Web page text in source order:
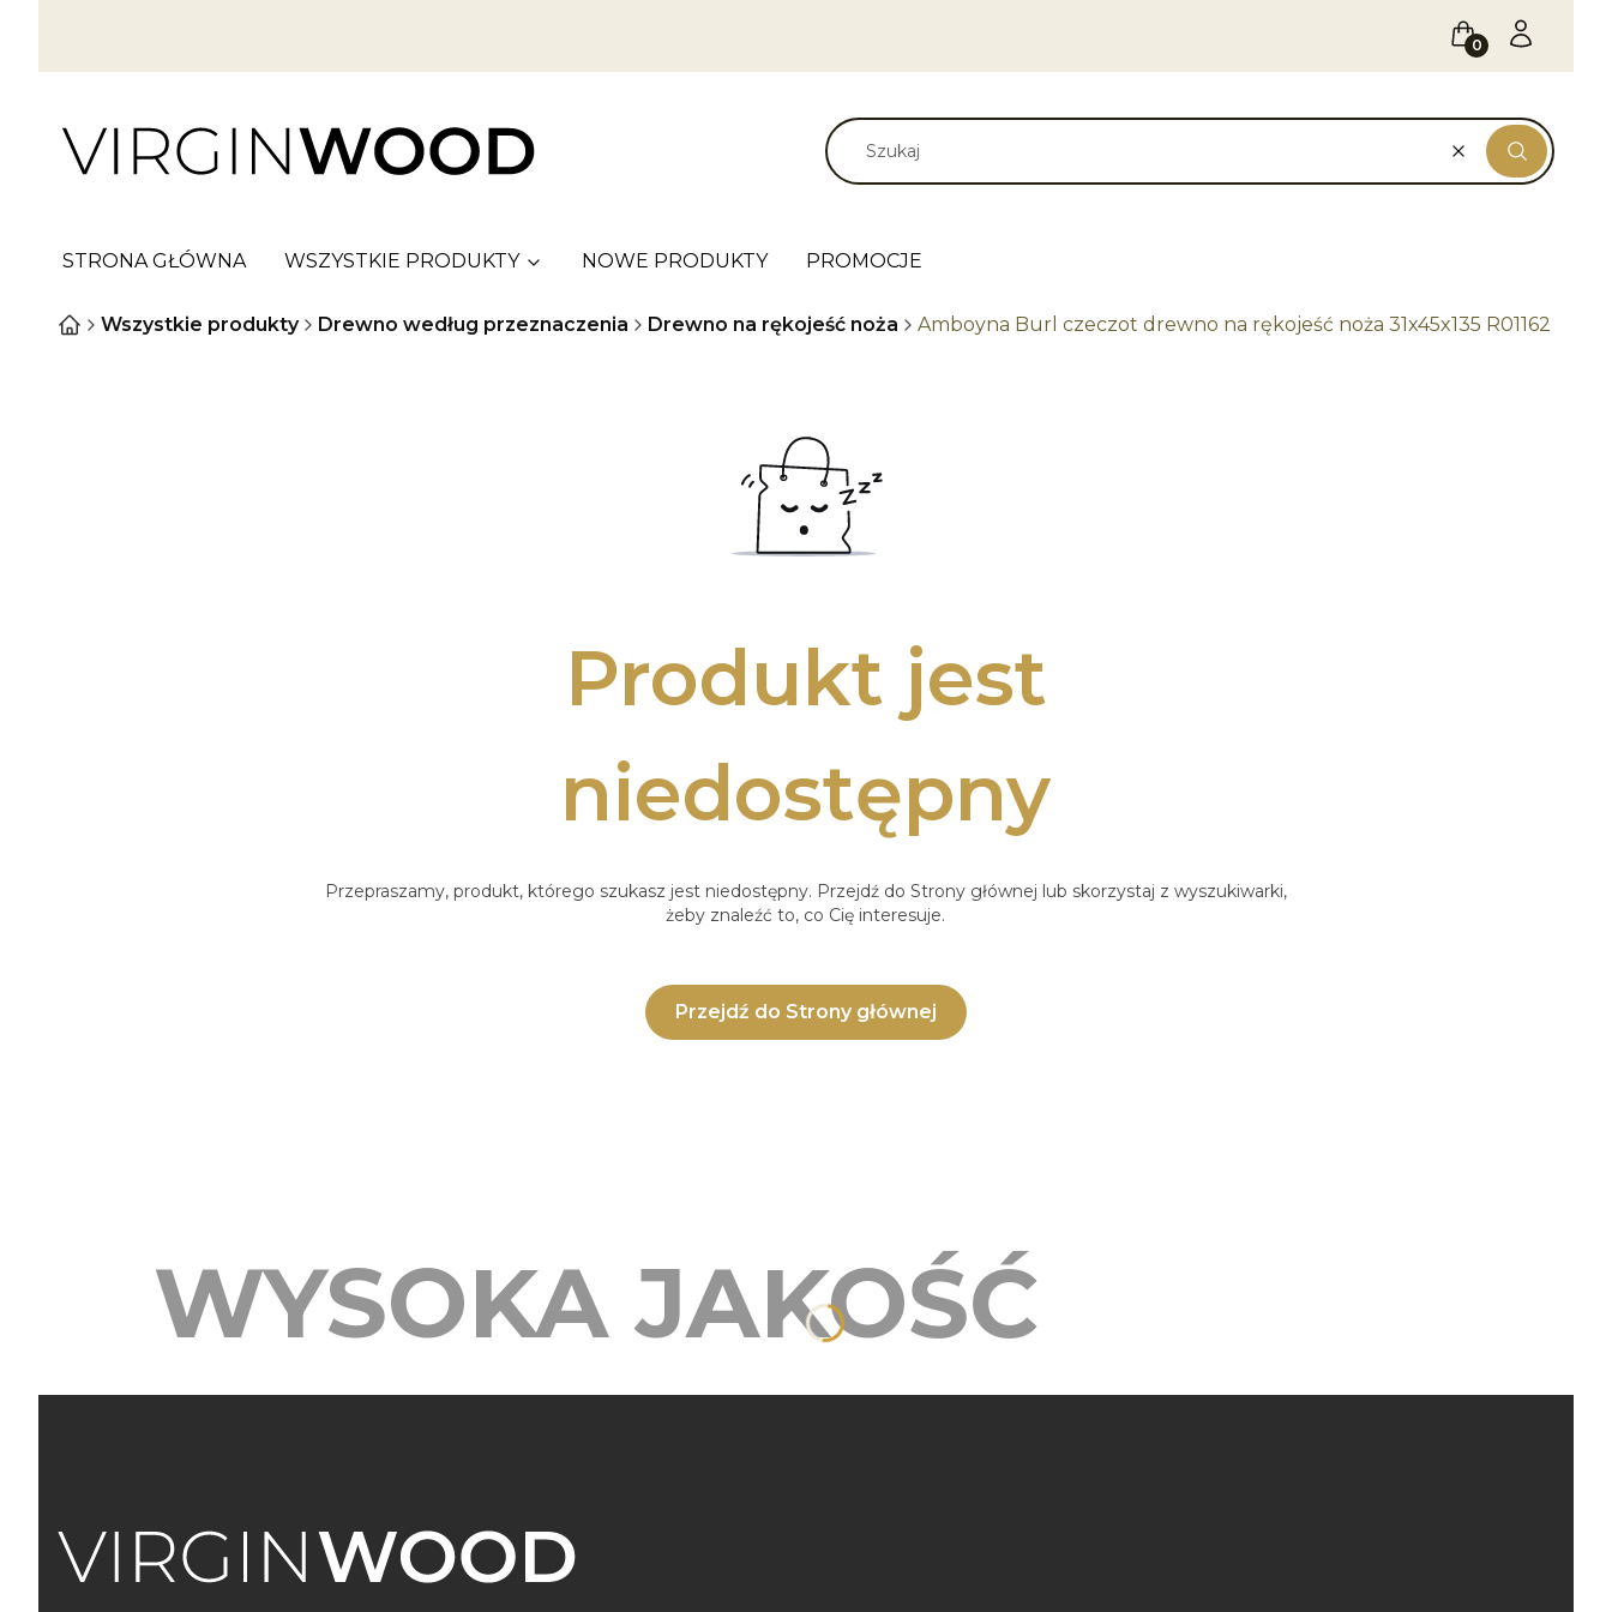
KoszykZaloguj się
WyczyśćSzukaj
STRONA GŁÓWNA WSZYSTKIE PRODUKTY NOWE PRODUKTY PROMOCJE
Wszystkie produkty Drewno według przeznaczenia Drewno na rękojeść noża Amboyna Burl czeczot drewno na rękojeść noża 31x45x135 R01162
Produkt jest
niedostępny
Przepraszamy, produkt, którego szukasz jest niedostępny. Przejdź do Strony głównej lub skorzystaj z wyszukiwarki,
żeby znaleźć to, co Cię interesuje.
Przejdź do Strony głównej
WYSOKA JAKOŚĆ